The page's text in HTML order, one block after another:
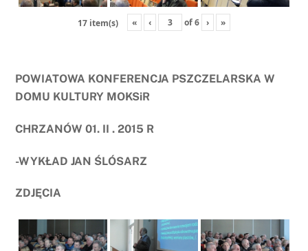
17 item(s) « ‹ of6 › »
POWIATOWA KONFERENCJA PSZCZELARSKA W
DOMU KULTURY MOKSiR
CHRZANÓW 01. II . 2015 R
-WYKŁAD JAN ŚLÓSARZ
ZDJĘCIA